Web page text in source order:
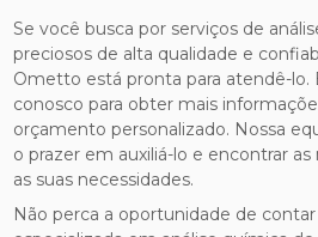
Se você busca por serviços de
preciosos de alta qualidade e
Ometto está pronta para atendê-
conosco para obter mais
orçamento personalizado. Nossa
o prazer em auxiliá-lo e encontrar
as suas necessidades.
Não perca a oportunidade de